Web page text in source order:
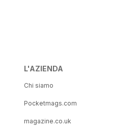
L'AZIENDA
Chi siamo
Pocketmags.com
magazine.co.uk